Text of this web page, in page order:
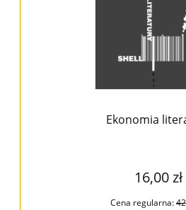
Ekonomia
16,00 zł
Cena regularna: